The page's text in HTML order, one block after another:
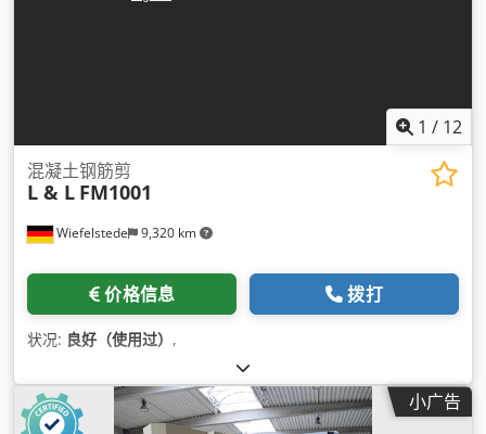
1 / 12
Wiefelstede 9,320 km
混凝土钢筋剪
L & L FM1001
价格信息 拨打
状况: 良好（使用过） ,
小广告